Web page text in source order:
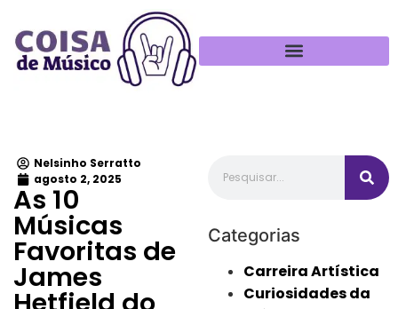
Nelsinho Serratto
agosto 2, 2025
As 10
Músicas
Favoritas de
James
Categorias
Carreira Artística
Curiosidades da